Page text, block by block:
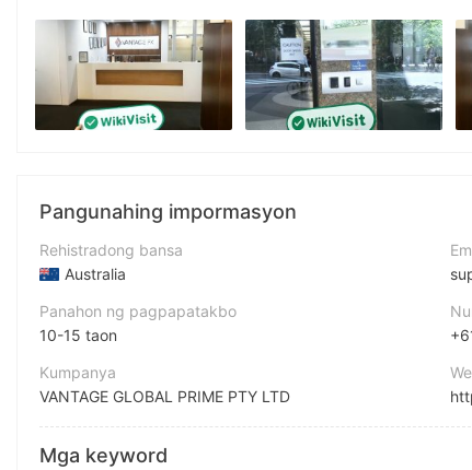
1
Pangunahing impormasyon
Rehistradong bansa
Australia
Panahon ng pagpapatakbo
10-15 taon
Kumpanya
VANTAGE GLOBAL PRIME PTY LTD
Pagwawasto
vantage
Mga keyword